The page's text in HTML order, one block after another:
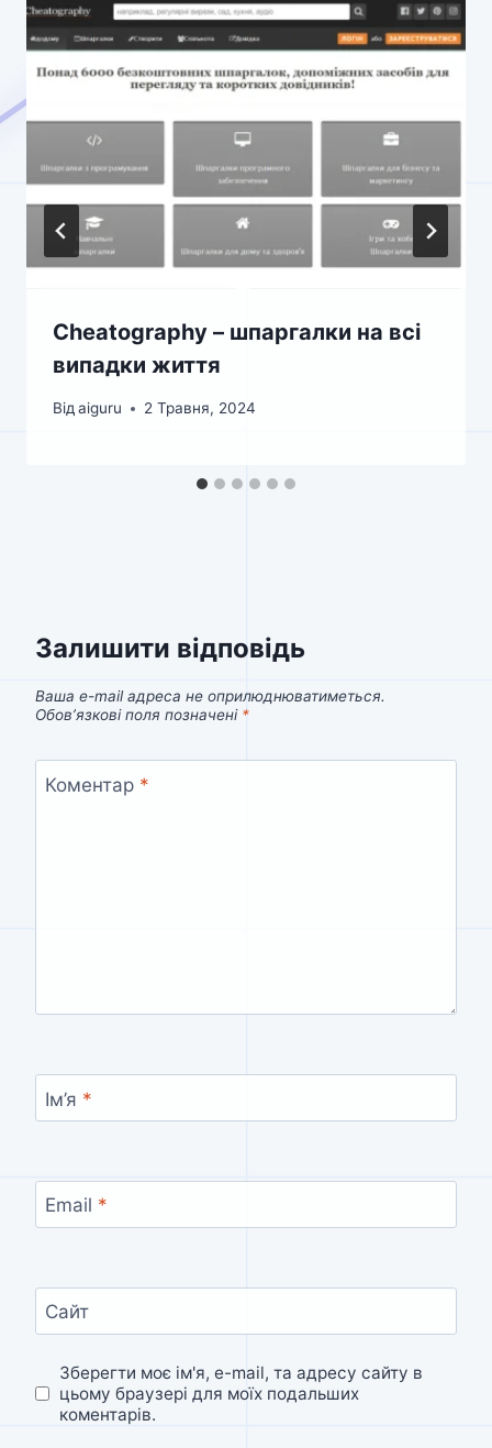
Cheatography – шпаргалки на всі
випадки життя
Від aiguru 2 Травня, 2024
Залишити відповідь
Ваша e-mail адреса не оприлюднюватиметься.
Обов’язкові поля позначені *
Коментар *
Ім’я *
Email *
Сайт
Зберегти моє ім'я, e-mail, та адресу сайту в
цьому браузері для моїх подальших
коментарів.